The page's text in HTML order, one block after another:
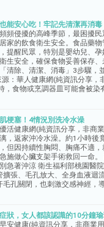
能安心吃！牢記先清潔再消毒
頻侵擾的高峰季節，最困擾
家的飲食衛生安全。食品藥
提醒民眾，特別是嬰幼兒、
生安全，確保食物妥善保存
清除、清潔、消毒」3步驟，
：華人健康網(純資訊分享，
，食物或烹調器皿可能會被染
梗塞！4情況別洗冷水澡
活健康網(純資訊分享，非商
，返家沖冷水澡。約1小時後
但因持續性胸悶、胸痛不適
施做心臟支架手術救回一命
急著沖涼 衛生福利部桃園醫
張、毛孔放大、全身血液迴
孔關閉，也刺激交感神經，
狀，女人都該認識的10分鐘
安健康(純資訊分享，非商業